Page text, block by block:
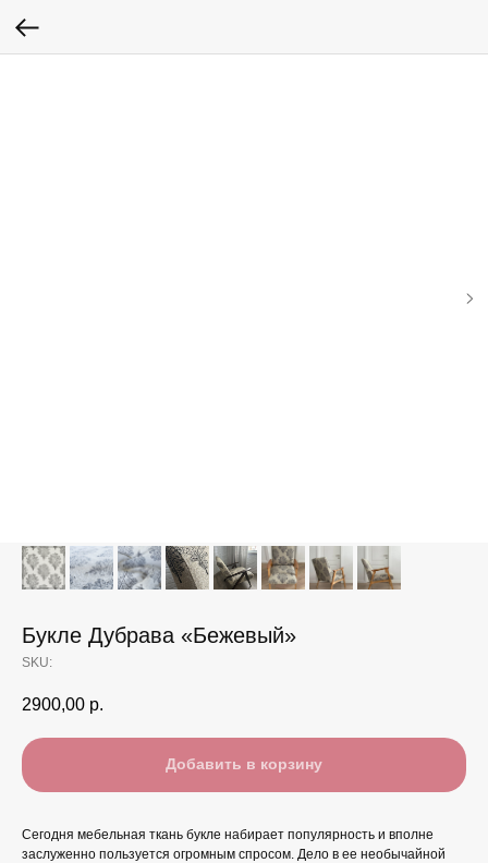
Букле Дубрава «Бежевый»
SKU:
2900,00 р.
Добавить в корзину
Сегодня мебельная ткань букле набирает популярность и вполне
заслуженно пользуется огромным спросом. Дело в ее необычайной